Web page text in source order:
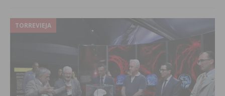
TORREVIEJA